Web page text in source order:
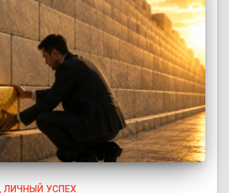
ЛИЧНЫЙ УСПЕХ